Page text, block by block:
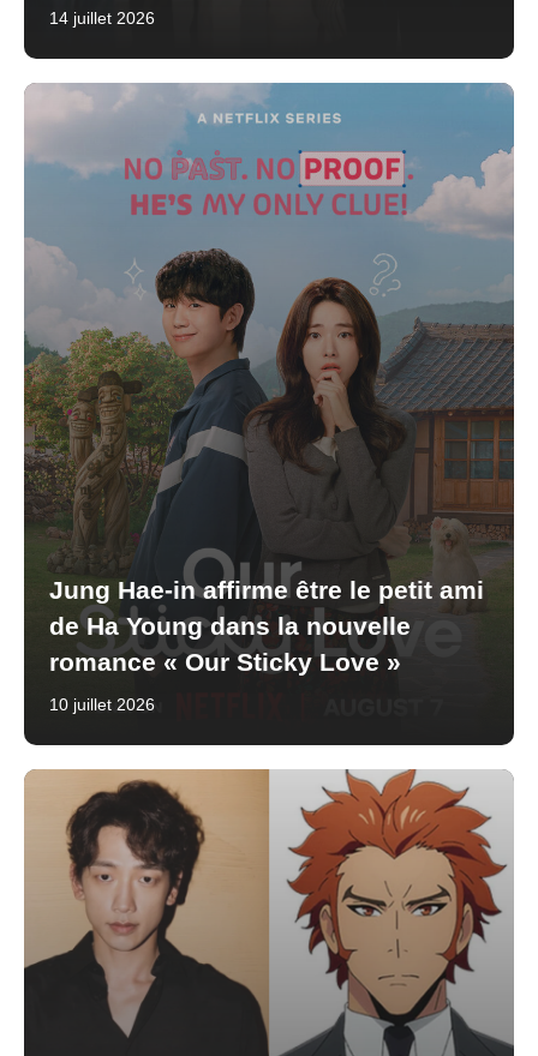
14 juillet 2026
Jung Hae-in affirme être le petit ami
de Ha Young dans la nouvelle
romance « Our Sticky Love »
10 juillet 2026